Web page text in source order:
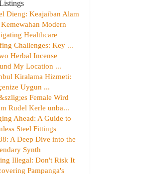
Dieng: Keajaiban Alam
Modern
Healthcare
Challenges: Key ...
Herbal Incense
My Location ...
Kiralama Hizmeti:
Uygun ...
Female Wird
Rudel Kerle unba...
Ahead: A Guide to
Steel Fittings
A Deep Dive into the
Synth
Illegal: Don't Risk It
Pampanga's